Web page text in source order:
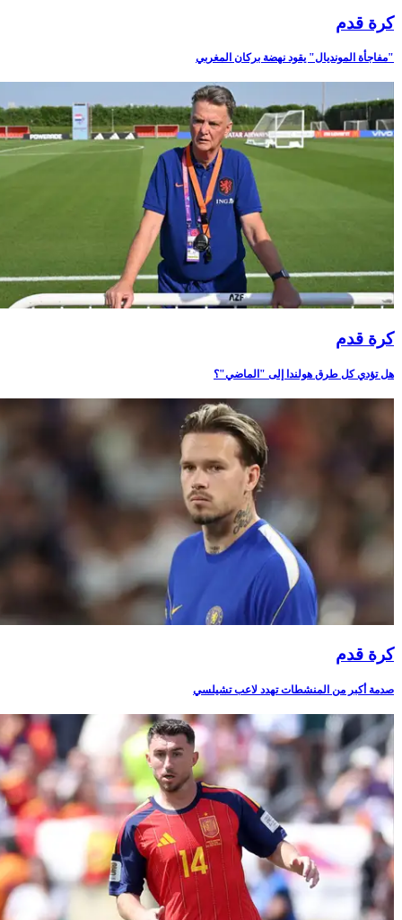
كرة قدم
"مفاجأة المونديال" يقود نهضة بركان المغربي
كرة قدم
هل تؤدي كل طرق هولندا إلى "الماضي"؟
كرة قدم
صدمة أكبر من المنشطات تهدد لاعب تشيلسي